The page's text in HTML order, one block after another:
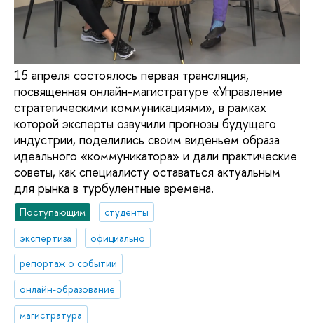
15 апреля состоялось первая трансляция,
посвященная онлайн-магистратуре «Управление
стратегическими коммуникациями», в рамках
которой эксперты озвучили прогнозы будущего
индустрии, поделились своим виденьем образа
идеального «коммуникатора» и дали практические
советы, как специалисту оставаться актуальным
для рынка в турбулентные времена.
Поступающим
студенты
экспертиза
официально
репортаж о событии
онлайн-образование
магистратура